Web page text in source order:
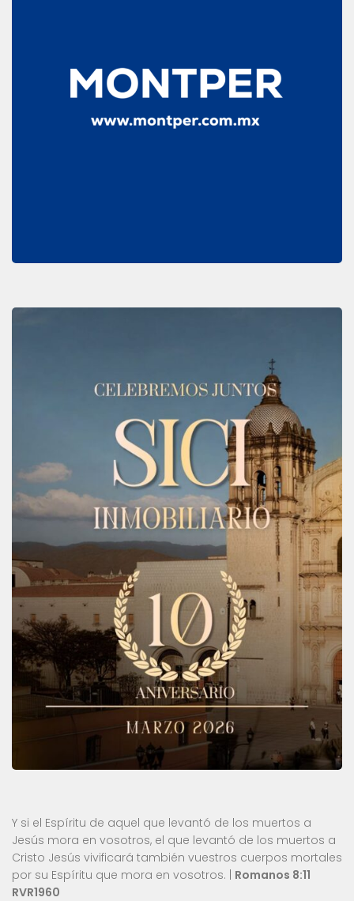
Y si el Espíritu de aquel que levantó de los muertos a
Jesús mora en vosotros, el que levantó de los muertos a
Cristo Jesús vivificará también vuestros cuerpos mortales
por su Espíritu que mora en vosotros. | Romanos 8:11
RVR1960